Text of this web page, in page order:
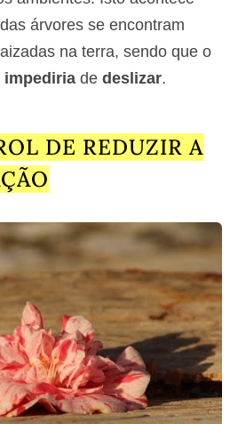
árvores se encontram
na terra, sendo que o
impediria de deslizar.
DE REDUZIR A